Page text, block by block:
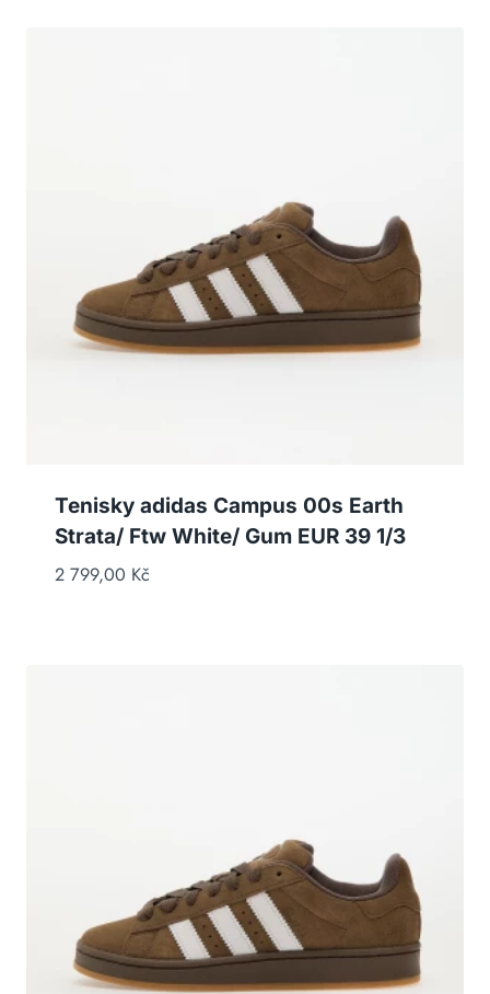
Tenisky adidas Campus 00s Earth
Strata/ Ftw White/ Gum EUR 39 1/3
2 799,00 Kč